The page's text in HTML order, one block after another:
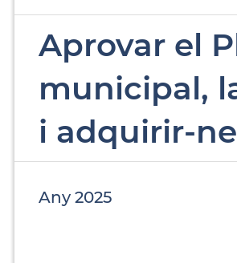
Aprovar el
municipal,
i adquirir-
Any 2025